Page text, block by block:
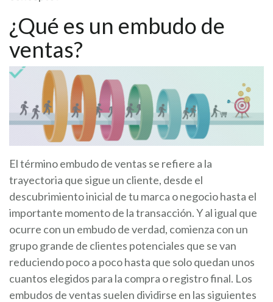
¿Qué es un embudo de
ventas?
El término embudo de ventas se refiere a la
trayectoria que sigue un cliente, desde el
descubrimiento inicial de tu marca o negocio hasta el
importante momento de la transacción. Y al igual que
ocurre con un embudo de verdad, comienza con un
grupo grande de clientes potenciales que se van
reduciendo poco a poco hasta que solo quedan unos
cuantos elegidos para la compra o registro final. Los
embudos de ventas suelen dividirse en las siguientes